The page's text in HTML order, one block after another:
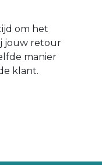
om het
jouw retour
manier
klant.